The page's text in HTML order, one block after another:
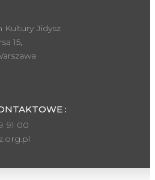
Kultury Jidysz
15,
:
91 00